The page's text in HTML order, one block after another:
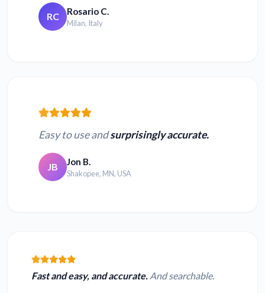
RC Rosario C.
Milan, Italy
Easy to use andsurprisingly accurate.
JB Jon B.
Shakopee, MN, USA
Fast and easy, and accurate. And searchable.